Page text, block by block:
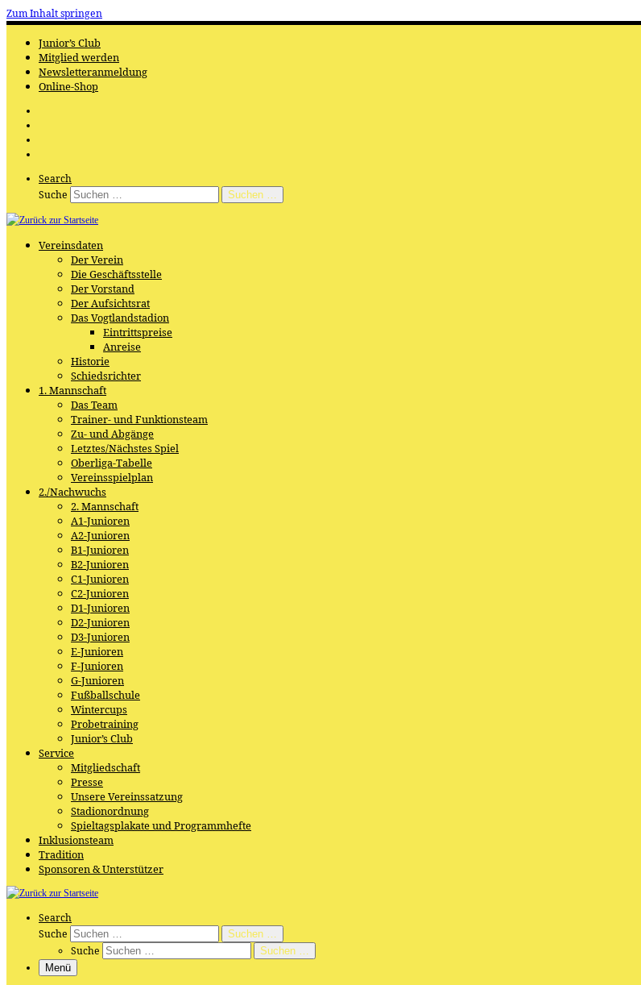
Zum Inhalt springen
Junior’s Club
Mitglied werden
Newsletteranmeldung
Online-Shop
Search
Suche
Suchen …
Vereinsdaten
Der Verein
Die Geschäftsstelle
Der Vorstand
Der Aufsichtsrat
Das Vogtlandstadion
Eintrittspreise
Anreise
Historie
Schiedsrichter
1. Mannschaft
Das Team
Trainer- und Funktionsteam
Zu- und Abgänge
Letztes/Nächstes Spiel
Oberliga-Tabelle
Vereinsspielplan
2./Nachwuchs
2. Mannschaft
A1-Junioren
A2-Junioren
B1-Junioren
B2-Junioren
C1-Junioren
C2-Junioren
D1-Junioren
D2-Junioren
D3-Junioren
E-Junioren
F-Junioren
G-Junioren
Fußballschule
Wintercups
Probetraining
Junior’s Club
Service
Mitgliedschaft
Presse
Unsere Vereinssatzung
Stadionordnung
Spieltagsplakate und Programmhefte
Inklusionsteam
Tradition
Sponsoren & Unterstützer
Search
Suche
Suchen …
Suche
Suchen …
Menü